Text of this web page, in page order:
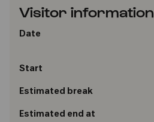
Visitor information
Date
Start
Estimated break
Estimated end at